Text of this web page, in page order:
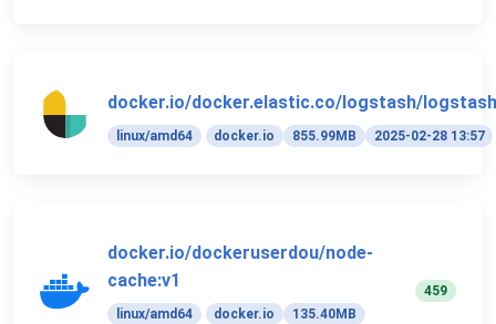
docker.io/docker.elastic.co/logstash/
linux/amd64 docker.io 855.99MB 2025-02-28 13:57
docker.io/dockeruserdou/node-
cache:v1
linux/amd64 docker.io
135.40MB
459